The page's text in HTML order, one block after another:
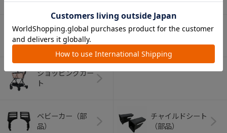
アウトドアグッズ
（ヘルメット）
ショッピングカー
ト
ベビーカー（部
品）
チャイルドシート
（部品）